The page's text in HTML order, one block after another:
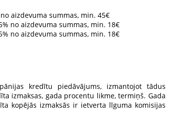
aizdevuma summas, min. 45€
no aizdevuma summas, min. 18€
no aizdevuma summas, min. 18€
kredītu piedāvājums, izmantojot tādus
izmaksas, gada procentu likme, termiņš. Gada
kopējās izmaksās ir ietverta līguma komisijas